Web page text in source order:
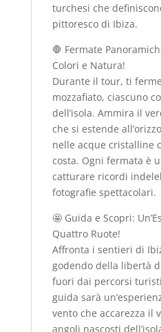
turchesi che
pittoresco di Ibiza.
🛑 Fermate
Colori e Natura!
Durante il tour, ti
mozzafiato, ciascuno
dell’isola. Ammira il
che si estende
nelle acque cristalline
costa. Ogni fermata è
catturare ricordi
fotografie spettacolari.
🤩 Guida e Scopri:
Quattro Ruote!
Affronta i sentieri di
godendo della libertà
fuori dai percorsi
guida sarà
vento che accarezza il
angoli nascosti